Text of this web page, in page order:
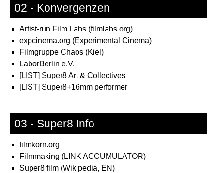
02 - Konvergenzen
Artist-run Film Labs (filmlabs.org)
expcinema.org (Experimental Cinema)
Filmgruppe Chaos (Kiel)
LaborBerlin e.V.
[LIST] Super8 Art & Collectives
[LIST] Super8+16mm performer
03 - Super8 Info
filmkorn.org
Filmmaking (LINK ACCUMULATOR)
Super8 film (Wikipedia, EN)